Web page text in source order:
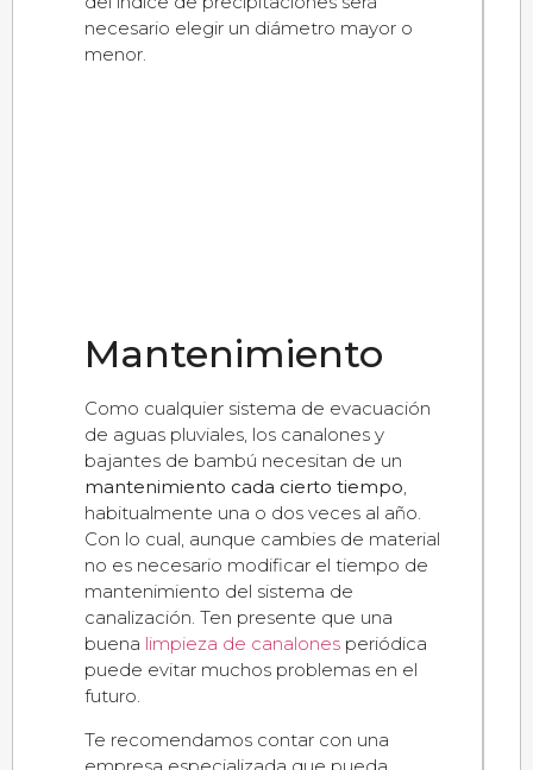
necesario elegir un diámetro mayor o
menor.
Mantenimiento
Como cualquier sistema de evacuación
de aguas pluviales, los canalones y
bajantes de bambú necesitan de un
mantenimiento cada cierto tiempo,
habitualmente una o dos veces al año.
Con lo cual, aunque cambies de material
no es necesario modificar el tiempo de
mantenimiento del sistema de
canalización. Ten presente que una
buena limpieza de canalones periódica
puede evitar muchos problemas en el
futuro.
Te recomendamos contar con una